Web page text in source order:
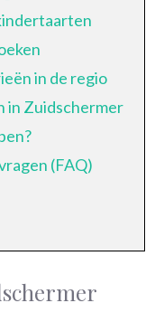
in de regio
in Zuidschermer
(FAQ)